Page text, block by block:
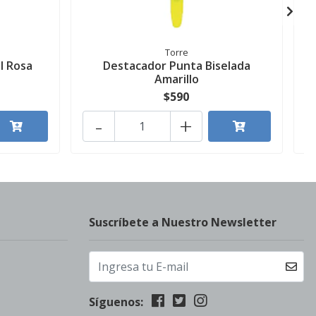
Rosa
Torre
Destacador Punta Biselada
Amarillo
$590
+
-
Suscríbete a Nuestro Newsletter
Síguenos: